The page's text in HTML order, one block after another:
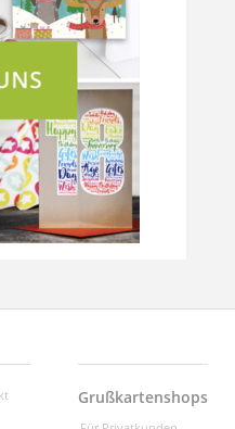
Grußkartenshops